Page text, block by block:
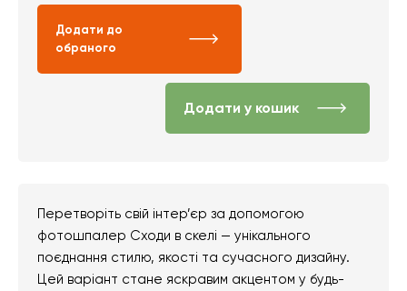
Додати до
обраного
Додати у кошик
Перетворіть свій інтер’єр за допомогою
фотошпалер Сходи в скелі — унікального
поєднання стилю, якості та сучасного дизайну.
Цей варіант стане яскравим акцентом у будь-